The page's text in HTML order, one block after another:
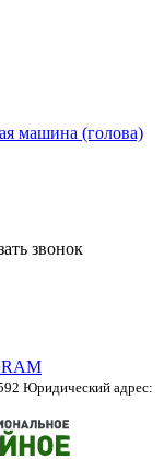
машина (голова)
звонок
Юридический адрес: